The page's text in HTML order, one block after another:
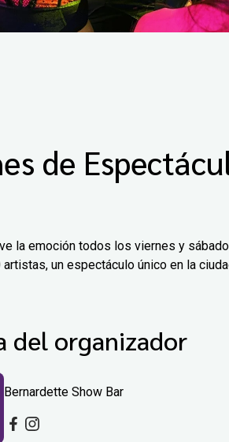
de
la emoción todos los viernes y
un espectáculo único en la
del organizador
Bernardette Show Bar